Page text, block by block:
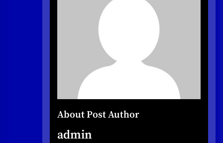
About Post Author
admin